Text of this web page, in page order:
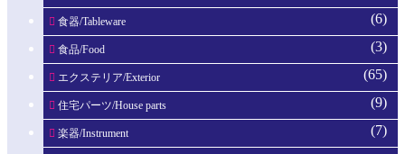
食器/Tableware (6)
食品/Food (3)
エクステリア/Exterior (65)
住宅パーツ/House parts (9)
楽器/Instrument (7)